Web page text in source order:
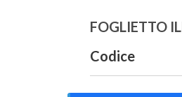
FOGLIETTO
Codice